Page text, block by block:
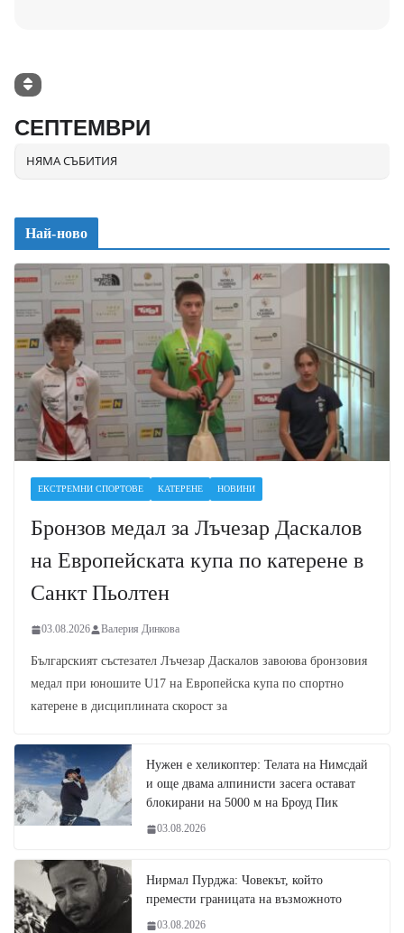
СЕПТЕМВРИ
НЯМА СЪБИТИЯ
Най-ново
ЕКСТРЕМНИ СПОРТОВЕ КАТЕРЕНЕ НОВИНИ
Бронзов медал за Лъчезар Даскалов
на Европейската купа по катерене в
Санкт Пьолтен
03.08.2026 Валерия Динкова
Българският състезател Лъчезар Даскалов завоюва бронзовия
медал при юношите U17 на Европейска купа по спортно
катерене в дисциплината скорост за
Нужен е хеликоптер: Телата на Нимсдай
и още двама алпинисти засега остават
блокирани на 5000 м на Броуд Пик
03.08.2026
Нирмал Пурджа: Човекът, който
премести границата на възможното
03.08.2026